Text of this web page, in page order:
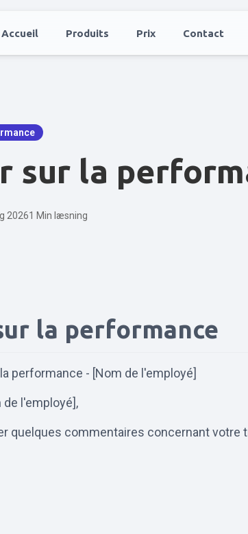
Accueil Produits Prix Contact
sur la
20261 Min læsning
la performance
performance - [Nom de l'employé]
l'employé],
quelques commentaires concernant votre